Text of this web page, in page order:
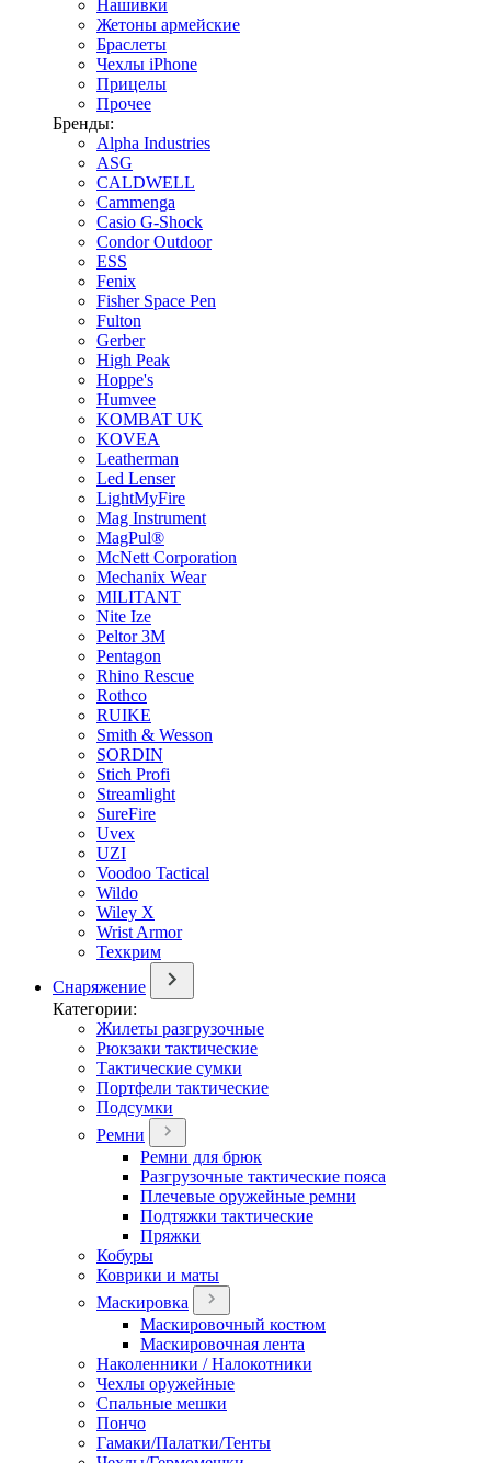
Нашивки
Жетоны армейские
Браслеты
Чехлы iPhone
Прицелы
Прочее
Бренды:
Alpha Industries
ASG
CALDWELL
Cammenga
Casio G-Shock
Condor Outdoor
ESS
Fenix
Fisher Space Pen
Fulton
Gerber
High Peak
Hoppe's
Humvee
KOMBAT UK
KOVEA
Leatherman
Led Lenser
LightMyFire
Mag Instrument
MagPul®
McNett Corporation
Mechanix Wear
MILITANT
Nite Ize
Peltor 3M
Pentagon
Rhino Rescue
Rothco
RUIKE
Smith & Wesson
SORDIN
Stich Profi
Streamlight
SureFire
Uvex
UZI
Voodoo Tactical
Wildo
Wiley X
Wrist Armor
Техкрим
Снаряжение
Категории:
Жилеты разгрузочные
Рюкзаки тактические
Тактические сумки
Портфели тактические
Подсумки
Ремни
Ремни для брюк
Разгрузочные тактические пояса
Плечевые оружейные ремни
Подтяжки тактические
Пряжки
Кобуры
Коврики и маты
Маскировка
Маскировочный костюм
Маскировочная лента
Наколенники / Налокотники
Чехлы оружейные
Спальные мешки
Пончо
Гамаки/Палатки/Тенты